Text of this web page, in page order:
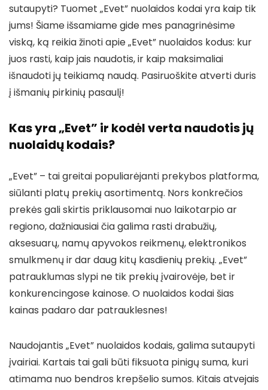
sutaupyti? Tuomet „Evet” nuolaidos kodai yra kaip tik
jums! Šiame išsamiame gide mes panagrinėsime
viską, ką reikia žinoti apie „Evet” nuolaidos kodus: kur
juos rasti, kaip jais naudotis, ir kaip maksimaliai
išnaudoti jų teikiamą naudą. Pasiruoškite atverti duris
į išmanių pirkinių pasaulį!
Kas yra „Evet” ir kodėl verta naudotis jų
nuolaidų kodais?
„Evet” – tai greitai populiarėjanti prekybos platforma,
siūlanti platų prekių asortimentą. Nors konkrečios
prekės gali skirtis priklausomai nuo laikotarpio ar
regiono, dažniausiai čia galima rasti drabužių,
aksesuarų, namų apyvokos reikmenų, elektronikos
smulkmenų ir dar daug kitų kasdienių prekių. „Evet”
patrauklumas slypi ne tik prekių įvairovėje, bet ir
konkurencingose kainose. O nuolaidos kodai šias
kainas padaro dar patrauklesnes!
Naudojantis „Evet” nuolaidos kodais, galima sutaupyti
įvairiai. Kartais tai gali būti fiksuota pinigų suma, kuri
atimama nuo bendros krepšelio sumos. Kitais atvejais